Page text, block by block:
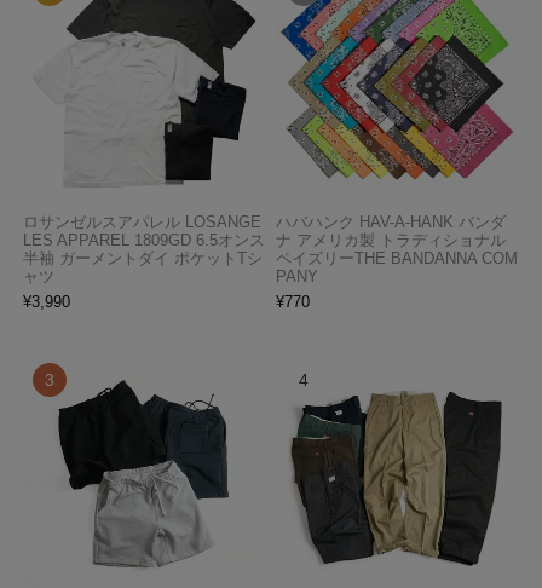
ロサンゼルスアパレル LOSANGE
LES APPAREL 1809GD 6.5オンス
半袖 ガーメントダイ ポケットTシ
ャツ
¥3,990
ハバハンク HAV-A-HANK バンダ
ナ アメリカ製 トラディショナル
ペイズリーTHE BANDANNA COM
PANY
¥770